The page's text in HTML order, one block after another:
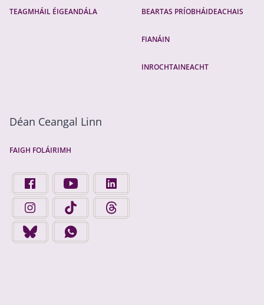
TEAGMHÁIL ÉIGEANDÁLA BEARTAS PRÍOBHÁIDEACHAIS
FIANÁIN
INROCHTAINEACHT
Déan Ceangal Linn
FAIGH FOLÁIRIMH
FIND US ON FACEBOOK - OPENS IN A NEW TAB
FINGAL COUNTY COUNCIL ON YOUTUBE -
FINGAL COUNTY COUNCIL ON
FINGAL COUNTY COUNCIL ON INSTAGRAM - OPENS IN A
FINGAL COUNTY COUNCIL ON TIKTOK - OPENS
FINGAL COUNTY COUNCIL ON
FINGAL COUNTY COUNCIL ON BLUESKY - OPENS IN A NEW
FINGAL COUNTY COUNCIL ON WHATSAPP -